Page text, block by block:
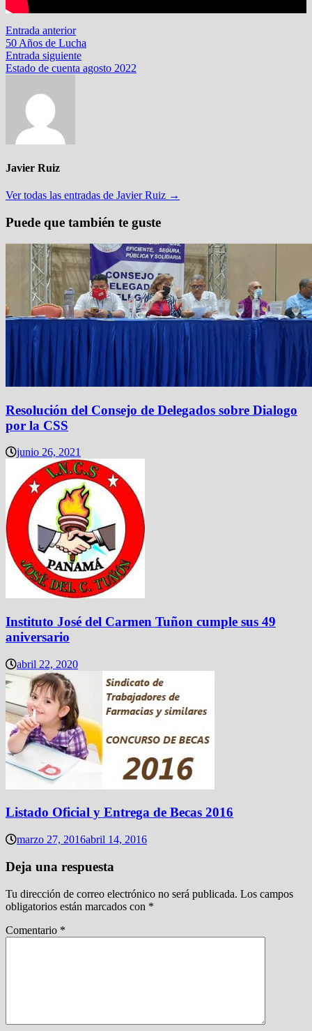
Navegación
de
entradas
Entrada anteriorEntrada
anterior:
50 Años de Lucha
Entrada siguienteEntrada
siguiente:
Estado de cuenta agosto 2022
Javier Ruiz
Ver todas las entradas de Javier Ruiz →
Puede que también te guste
Resolución del Consejo de Delegados sobre Dialogo
por la CSS
junio 26, 2021
Instituto José del Carmen Tuñon cumple sus 49
aniversario
abril 22, 2020
Listado Oficial y Entrega de Becas 2016
marzo 27, 2016abril 14, 2016
Deja una respuesta
Tu dirección de correo electrónico no será publicada. Los campos
obligatorios están marcados con *
Comentario *